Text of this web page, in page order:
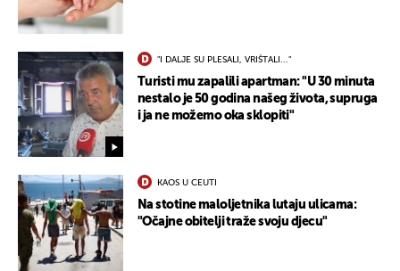
"I DALJE SU PLESALI, VRIŠTALI..."
Turisti mu zapalili apartman: "U 30 minuta
nestalo je 50 godina našeg života, supruga
i ja ne možemo oka sklopiti"
KAOS U CEUTI
Na stotine maloljetnika lutaju ulicama:
"Očajne obitelji traže svoju djecu"